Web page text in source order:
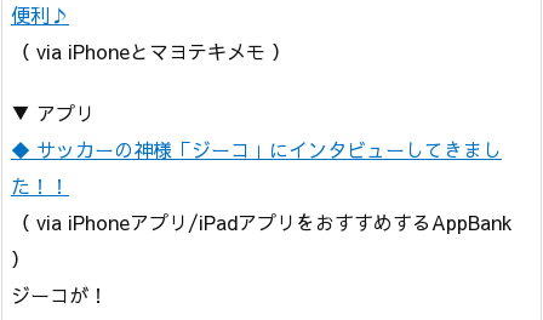
便利♪
（ via iPhoneとマヨテキメモ ）
▼ アプリ
◆ サッカーの神様「ジーコ」にインタビューしてきまし
た！！
（ via iPhoneアプリ/iPadアプリをおすすめするAppBank
）
ジーコが！